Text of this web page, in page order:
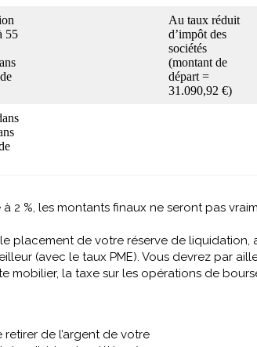
55
Au taux réduit
d’impôt des
sociétés
(montant de
départ =
31.090,92 €)
2 %, les montants finaux ne seront pas
placement de votre réserve de
(avec le taux PME). Vous devrez par
la taxe sur les opérations de
de l’argent de votre